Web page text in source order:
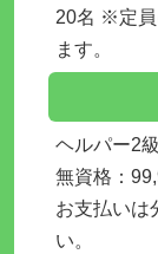
20名 ※定員
ます。
ヘルパー2
無資格：
お支払いは
い。